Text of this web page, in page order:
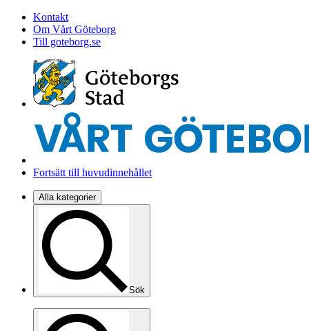
Kontakt
Om Vårt Göteborg
Till goteborg.se
Fortsätt till huvudinnehållet
Alla kategorier
Sök